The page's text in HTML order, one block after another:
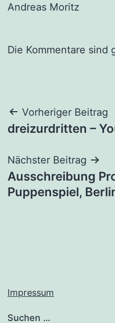
Andreas Moritz
Die Kommentare sind
Vorheriger Beitrag
dreizurdritten –
Nächster Beitrag
Ausschreibung
Puppenspiel,
Impressum
Suchen …